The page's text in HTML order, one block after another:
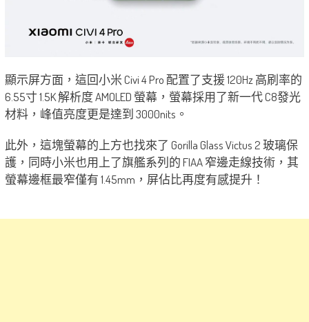
顯示屏方面，這回小米 Civi 4 Pro 配置了支援 120Hz 高刷率的
6.55寸 1.5K 解析度 AMOLED 螢幕，螢幕採用了新一代 C8發光
材料，峰值亮度更是達到 3000nits。
此外，這塊螢幕的上方也找來了 Gorilla Glass Victus 2 玻璃保
護，同時小米也用上了旗艦系列的 FIAA 窄邊走線技術，其
螢幕邊框最窄僅有 1.45mm，屏佔比再度有感提升！